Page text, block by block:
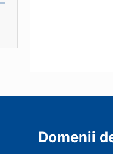
Domenii